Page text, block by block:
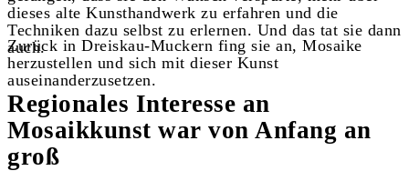
dieses alte Kunsthandwerk zu erfahren und die
Techniken dazu selbst zu erlernen. Und das tat sie dann
auch.
Zurück in Dreiskau-Muckern fing sie an, Mosaike
herzustellen und sich mit dieser Kunst
auseinanderzusetzen.
Regionales Interesse an
Mosaikkunst war von Anfang an
groß